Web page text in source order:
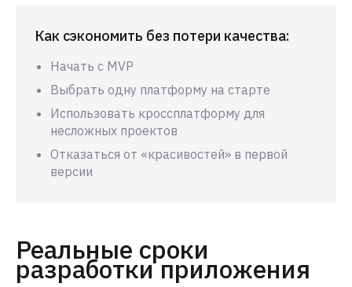
Как сэкономить без потери качества:
Начать с MVP
Выбрать одну платформу на старте
Использовать кроссплатформу для
несложных проектов
Отказаться от «красивостей» в первой
версии
Реальные сроки
разработки приложения